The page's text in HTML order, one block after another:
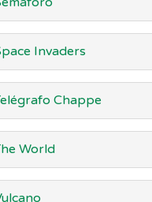
Invaders
Chappe
World